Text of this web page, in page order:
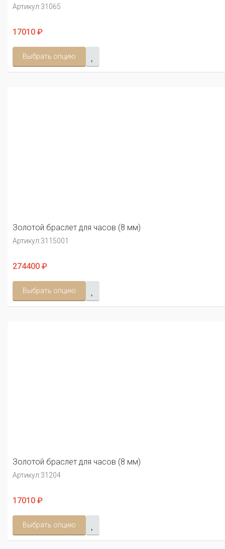
Артикул:31065
17010 ₽
Выбрать опцию
Золотой браслет для часов (8 мм)
Артикул:3115001
274400 ₽
Выбрать опцию
Золотой браслет для часов (8 мм)
Артикул:31204
17010 ₽
Выбрать опцию